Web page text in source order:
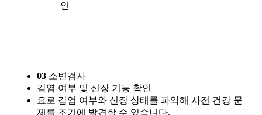
인
03 소변검사
감염 여부 및 신장 기능 확인
요로 감염 여부와 신장 상태를 파악해 사전 건강 문
제를 조기에 발견할 수 있습니다.